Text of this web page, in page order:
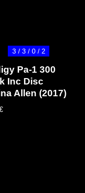
3 / 3 / 0 / 2
Pa-1 300
Inc Disc
Allen (2017)